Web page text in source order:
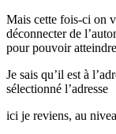
Mais cette fois-ci on
déconnecter de
pour pouvoir
Je sais qu’il est à
sélectionné l’adresse
ici je reviens, au